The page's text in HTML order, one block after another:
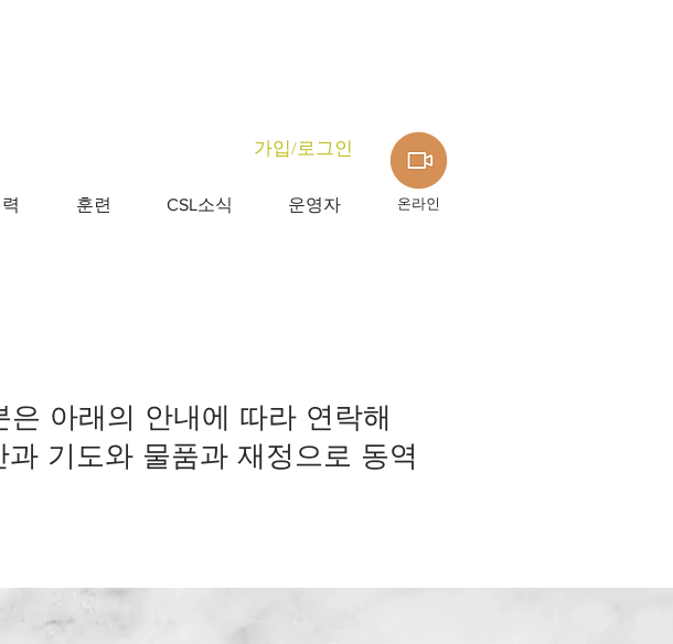
가입/로그인
훈련 CSL소식 운영자 온라인
아래의 안내에 따라 연락해
기도와 물품과 재정으로 동역